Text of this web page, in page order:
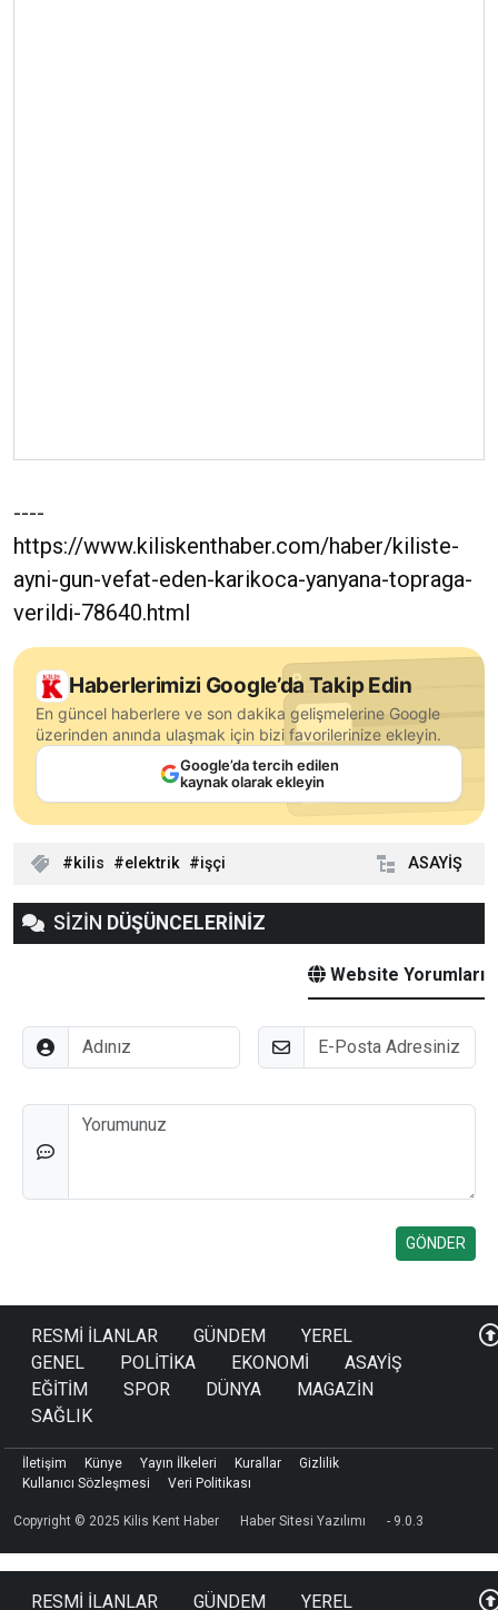
----
https://www.kiliskenthaber.com/haber/kiliste-
ayni-gun-vefat-eden-karikoca-yanyana-topraga-
verildi-78640.html
Haberlerimizi Google’da Takip Edin
En güncel haberlere ve son dakika gelişmelerine Google
üzerinden anında ulaşmak için bizi favorilerinize ekleyin.
Google’da tercih edilen
kaynak olarak ekleyin
kilis elektrik işçi ASAYİŞ
SİZİN DÜŞÜNCELERİNİZ
Website Yorumları
Adınız E-Posta
Düşünceleriniz
RESMİ İLANLAR GÜNDEM
YEREL
GENEL
POLİTİKA EKONOMİ
ASAYİŞ
EĞİTİM
SPOR DÜNYA
MAGAZİN
SAĞLIK
Copyright © 2025 Kilis Kent Haber Haber Sitesi Yazılımı - 9.0.3
İletişim Künye Yayın İlkeleri Kurallar
Gizlilik
Kullanıcı Sözleşmesi
Veri Politikası
RESMİ İLANLAR GÜNDEM YEREL